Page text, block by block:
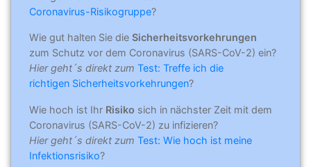
Coronavirus-Risikogruppe?
Wie gut halten Sie die Sicherheitsvorkehrungen
zum Schutz vor dem Coronavirus (SARS-CoV-2) ein?
Hier geht´s direkt zum Test: Treffe ich die
richtigen Sicherheitsvorkehrungen?
Wie hoch ist Ihr Risiko sich in nächster Zeit mit dem
Coronavirus (SARS-CoV-2) zu infizieren?
Hier geht´s direkt zum Test: Wie hoch ist meine
Infektionsrisiko?